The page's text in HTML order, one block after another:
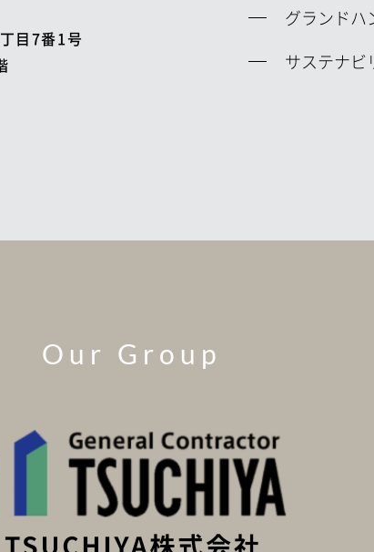
目7番1号
グランドハ
サステナビ
Our Group